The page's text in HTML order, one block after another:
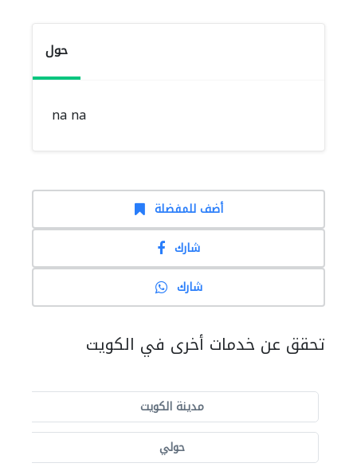
حول
na na
أضف للمفضلة
شارك
شارك
تحقق عن خدمات أخرى في الكويت
مدينة الكويت
حولي